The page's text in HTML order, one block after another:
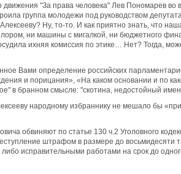
"За права человека" Лев Пономарев
группа молодежи под руководством
Ну, то-то. И как приятно знать, что
ни машины с мигалкой, ни бюджетного
ихняя комиссия по этике… Нет? Тогда,
Вами определение российских
и порицания», «На каком основании и по
в бранном смысле: "скотина, недостойный
народному избраннику не мешало бы
обвиняют по статье 130 ч.2 Уголовного
штрафом в размере до восьмидесяти
исправительными работами на срок до